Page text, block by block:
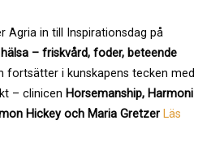
Agria in till Inspirationsdag på
– friskvård, foder, beteende
fortsätter i kunskapens tecken med
– clinicen Horsemanship, Harmoni
Hickey och Maria Gretzer Läs